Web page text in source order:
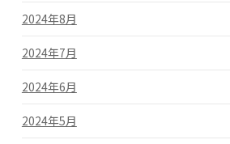
2024年8月
2024年7月
2024年6月
2024年5月